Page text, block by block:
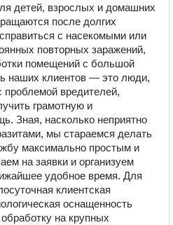
детей, взрослых и домашних
после долгих
с насекомыми или
повторных заражений,
помещений с большой
наших клиентов — это люди,
вредителей,
грамотную и
Зная, насколько неприятно
мы стараемся делать
максимально простым и
на заявки и организуем
удобное время. Для
клиентская
оснащенность
на крупных